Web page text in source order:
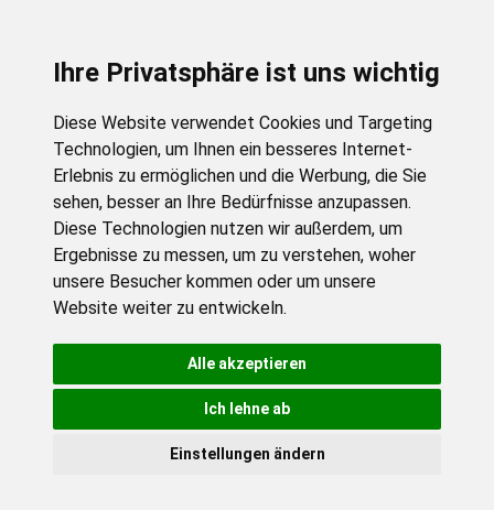
Ihre Privatsphäre ist uns wichtig
Diese Website verwendet Cookies und Targeting
Technologien, um Ihnen ein besseres Internet-
Erlebnis zu ermöglichen und die Werbung, die Sie
sehen, besser an Ihre Bedürfnisse anzupassen.
Diese Technologien nutzen wir außerdem, um
Ergebnisse zu messen, um zu verstehen, woher
unsere Besucher kommen oder um unsere
Website weiter zu entwickeln.
Alle akzeptieren
Ich lehne ab
Einstellungen ändern